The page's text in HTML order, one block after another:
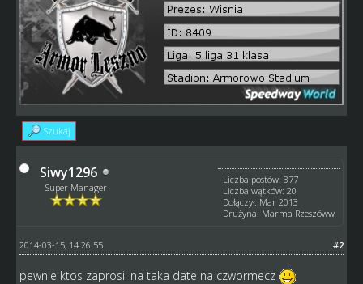
Szukaj
Siwy1296
Super Manager
Liczba postów: 377
Liczba wątków: 20
Dołączył: Mar 2013
Drużyna: Marma Rzeszóww
#2
2014-03-15, 14:26:55
pewnie ktos zaprosil na taka date na czwormecz